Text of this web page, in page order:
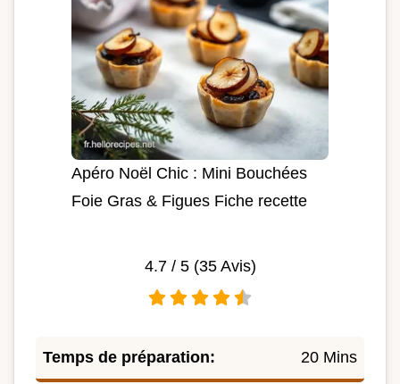
Apéro Noël Chic : Mini Bouchées
Foie Gras & Figues Fiche recette
4.7/ 5 (35Avis)
Temps de préparation: 20 Mins